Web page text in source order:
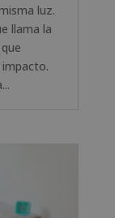
luz.
llama la